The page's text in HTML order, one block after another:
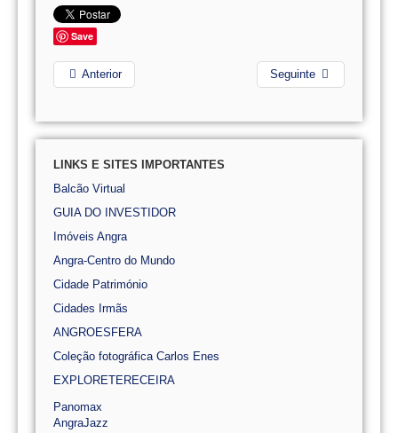
Save
Anterior Seguinte
LINKS E SITES IMPORTANTES
Balcão Virtual
GUIA DO INVESTIDOR
Imóveis Angra
Angra-Centro do Mundo
Cidade Património
Cidades Irmãs
ANGROESFERA
Coleção fotográfica Carlos Enes
EXPLORETERECEIRA
Panomax
AngraJazz